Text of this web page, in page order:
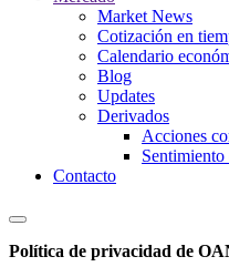
Market News
Cotización en
Calendario
Blog
Updates
Derivados
Acciones
Contacto
Política de privacidad de